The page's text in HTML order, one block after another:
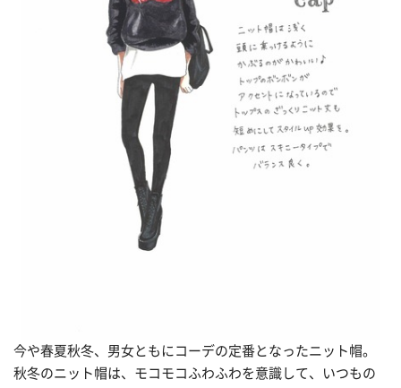
今や春夏秋冬、男女ともにコーデの定番となったニット帽。
秋冬のニット帽は、モコモコふわふわを意識して、いつもの